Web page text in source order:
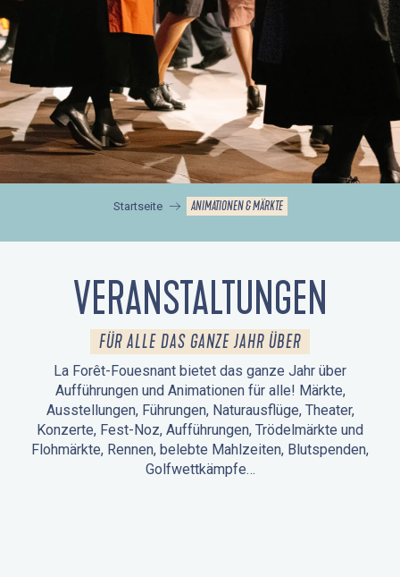
Startseite ANIMATIONEN & MÄRKTE
VERANSTALTUNGEN
FÜR ALLE DAS GANZE JAHR ÜBER
La Forêt-Fouesnant bietet das ganze Jahr über
Aufführungen und Animationen für alle! Märkte,
Ausstellungen, Führungen, Naturausflüge, Theater,
Konzerte, Fest-Noz, Aufführungen, Trödelmärkte und
Flohmärkte, Rennen, belebte Mahlzeiten, Blutspenden,
Golfwettkämpfe…